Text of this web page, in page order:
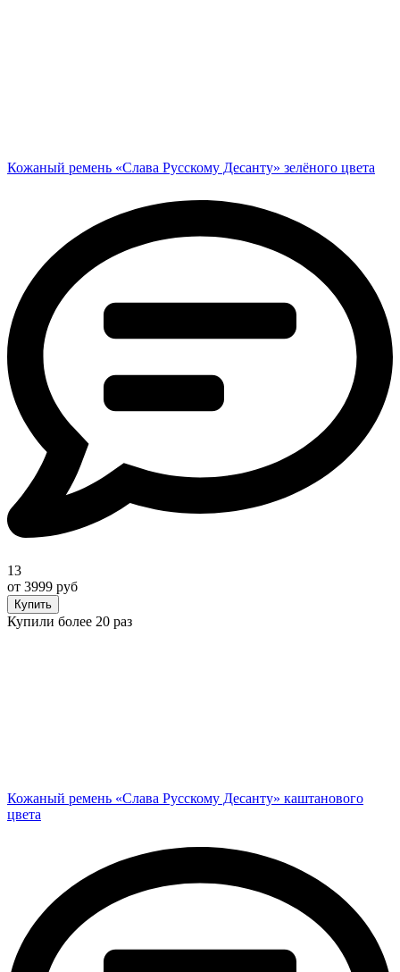
Кожаный ремень «Слава Русскому Десанту» зелёного цвета
13
от 3999 руб
Купить
Купили более 20 раз
Кожаный ремень «Слава Русскому Десанту» каштанового
цвета